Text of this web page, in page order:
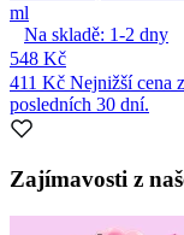
ml
Na skladě: 1-2 dny
548 Kč
411 Kč Nejnižší cena
posledních 30 dní.
Zajímavosti z